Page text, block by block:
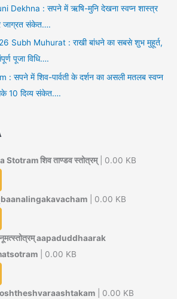
Dekhna : सपने में ऋषि-मुनि देखना स्वप्न शास्त्र
जाग्रत संकेत….
Subh Muhurat : राखी बांधने का सबसे शुभ मुहूर्त,
पूजा विधि….
सपने में शिव-पार्वती के दर्शन का असली मतलब स्वप्न
10 दिव्य संकेत….
शिव ताण्डव स्तोत्रम्| 0.00 KB
baanalingakavacham | 0.00 KB
aapaduddhaarak
| 0.00 KB
goshtheshvaraashtakam | 0.00 KB